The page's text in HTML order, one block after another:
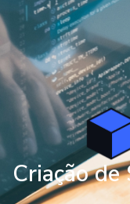
Criação